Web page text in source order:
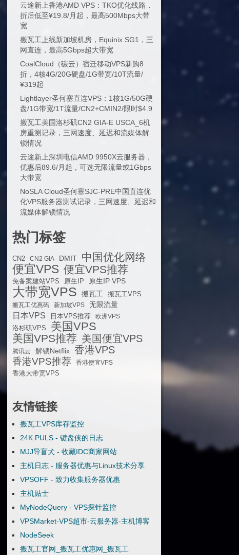
云途新上香港AMD VPS：TKO优化线路，
折后低至¥19.8/月起，最高500Mbps大带
宽
搬瓦工上线新加坡机房，Equinix SG1，三
网直连，最高5Gbps超大带宽
CoalCloud（碳云）宿迁移动VPS新购8
折，4核4G/20G硬盘/1G带宽/10T流量/
¥319起
Lightlayer圣何塞直连VPS：1核1G/50G硬
盘/1G带宽/1T流量/CN2+CMIN2/限时$4.9
搬瓦工美国洛杉矶CN2 GIA-E USCA_6机
房重测记录，三网速度、延迟和流媒体解
锁情况
云途新上深圳电信AMD 9950X云服务器，
优惠后89.6/月起，可选无限流量或1Gbps
大带宽
NoSLA Cloud圣何塞SJC-PRE中国直连优
化VPS服务器测试记录，三网速度、延迟和
流媒体解锁情况
热门标签
CN2 CN2 GIA DMIT 中国优化网络
便宜VPS 便宜VPS推荐
免备案建站VPS 原生IP 原生IP VPS
大带宽VPS 搬瓦工
搬瓦工VPS
搬瓦工优惠码
新加坡VPS 无限流量
日本VPS 日本VPS推荐
欧洲VPS
洛杉矶VPS
美国VPS
美国VPS推荐 美国便宜VPS
腾讯云 解锁Netflix 香港VPS
香港VPS推荐
香港便宜VPS
香港大带宽VPS
友情链接
搬瓦工VPS库存监控
24K PULS - 键盘侠的日志
MJJ导盲犬 - 收藏IDC商家网站
主机日志 - 服务器优惠与Linux技术分享
VPSOFF - 致力收集服务器优惠
主机贴士
MyNodeQuery - VPS探针监控
VPSMarket-VPS超市-云服务器-主机博客
NodeSeek
搬瓦工官网_搬瓦工优惠网_搬瓦工